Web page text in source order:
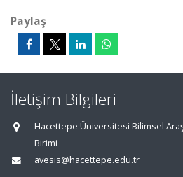
Paylaş
İletişim Bilgileri
Hacettepe Üniversitesi Bilimsel
Birimi
avesis@hacettepe.edu.tr